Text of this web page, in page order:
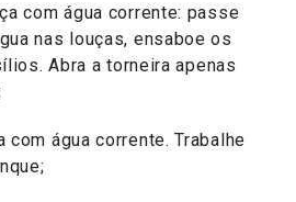
com água corrente: passe
nas louças, ensaboe os
Abra a torneira apenas
com água corrente. Trabalhe